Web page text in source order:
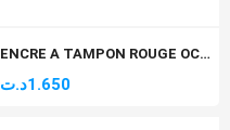
ENCRE A TAMPON ROUGE OCEAN
1.650د.ت